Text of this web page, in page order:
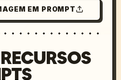
EM PROMPT